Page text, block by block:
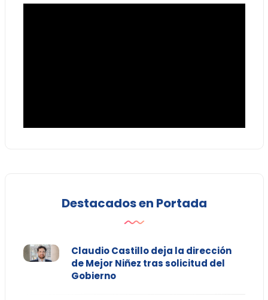
Destacados en Portada
Claudio Castillo deja la dirección
de Mejor Niñez tras solicitud del
Gobierno